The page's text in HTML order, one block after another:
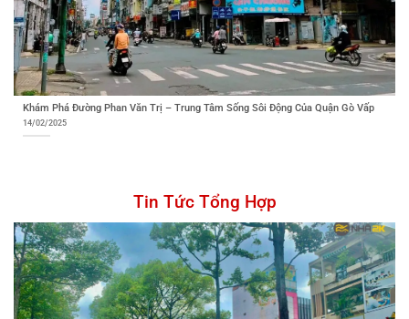
Khám Phá Đường Phan Văn Trị – Trung Tâm Sống Sôi Động Của Quận Gò Vấp
14/02/2025
Tin Tức Tổng Hợp